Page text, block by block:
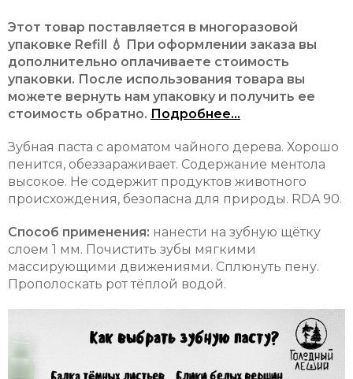
Этот товар поставляется в многоразовой
упаковке Refill 💧 При оформлении заказа вы
дополнительно оплачиваете стоимость
упаковки. После использования товара вы
можете вернуть нам упаковку и получить ее
стоимость обратно. Подробнее...
Зубная паста с ароматом чайного дерева. Хорошо
пенится, обеззараживает. Содержание ментола
высокое. Не содержит продуктов животного
происхождения, безопасна для природы. RDA 90.
Способ применения: нанести на зубную щётку
слоем 1 мм. Почистить зубы мягкими
массирующими движениями. Сплюнуть пену.
Прополоскать рот тёплой водой.